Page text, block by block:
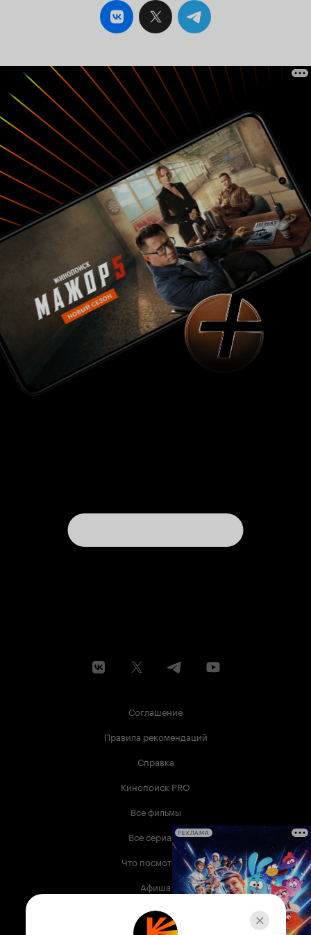
Соглашение
Правила рекомендаций
Справка
Кинопоиск PRO
Все фильмы
Все сериалы
Что посмотреть
Афиша
Музыка
РЕКЛАМА